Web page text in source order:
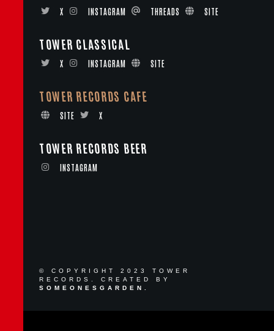
X INSTAGRAM THREADS SITE
TOWER CLASSICAL
X INSTAGRAM SITE
TOWER RECORDS CAFE
SITE X
TOWER RECORDS BEER
INSTAGRAM
© COPYRIGHT 2023 TOWER
RECORDS. CREATED BY
SOMEONESGARDEN.